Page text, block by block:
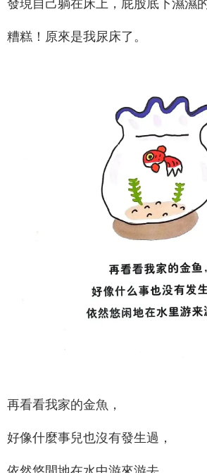
發現自己躺在床上，屁股底下濕濕
糟糕！原來是我尿床了。
再看看我家的金魚，
好像什麼事兒也沒有發生過，